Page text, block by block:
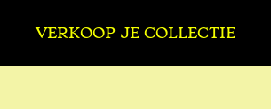
VERKOOP JE COLLECTIE